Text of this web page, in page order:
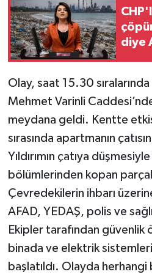
diye
Olay, saat 15.30
Mehmet Varinli
meydana geldi. Kentte
sırasında apartmanın
Yıldırımın çatıya
bölümlerinden kopan
Çevredekilerin ihbarı
AFAD, YEDAŞ, polis ve
Ekipler tarafından güvenlik
binada ve elektrik
başlatıldı. Olayda herhangi